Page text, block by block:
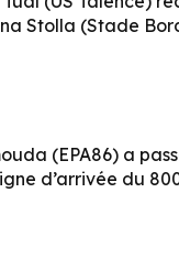
Stolla (Stade
(EPA86) a
d’arrivée du